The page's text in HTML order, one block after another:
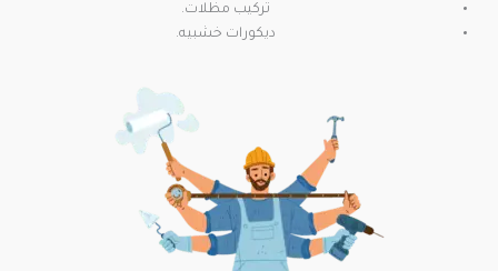
تركيب مظلات.
ديكورات خشبيه.